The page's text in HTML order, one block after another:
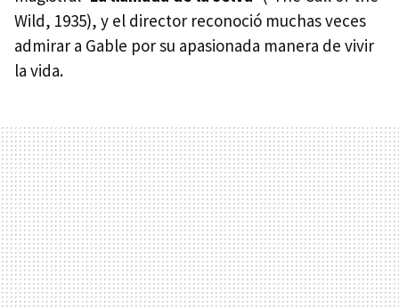
Wild, 1935), y el director reconoció muchas veces
admirar a Gable por su apasionada manera de vivir
la vida.